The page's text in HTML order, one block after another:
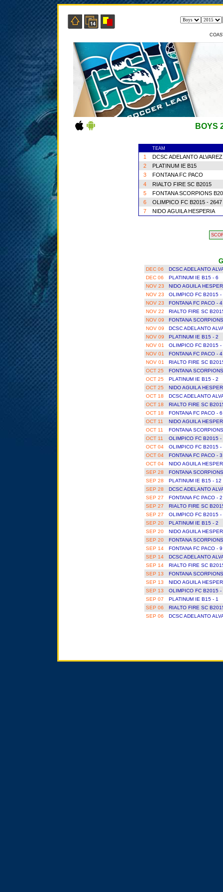
BOYS
TEAM
1
DCSC ADELANTO ALVAREZ
2
PLATINUM IE B15
3
FONTANA FC PACO
4
RIALTO FIRE SC B2015
5
FONTANA SCORPIONS
6
OLIMPICO FC B2015 - 2647
7
NIDO AGUILA HESPERIA
DEC 06
DCSC ADELANTO
DEC 06
PLATINUM IE B15 - 6
NOV 23
NIDO AGUILA
NOV 23
OLIMPICO FC B2015
NOV 23
FONTANA FC PACO -
NOV 22
RIALTO FIRE SC
NOV 09
FONTANA
NOV 09
DCSC ADELANTO
NOV 09
PLATINUM IE B15 - 2
NOV 01
OLIMPICO FC B2015
NOV 01
FONTANA FC PACO -
NOV 01
RIALTO FIRE SC
OCT 25
FONTANA
OCT 25
PLATINUM IE B15 - 2
OCT 25
NIDO AGUILA
OCT 18
DCSC ADELANTO
OCT 18
RIALTO FIRE SC
OCT 18
FONTANA FC PACO -
OCT 11
NIDO AGUILA
OCT 11
FONTANA
OCT 11
OLIMPICO FC B2015
OCT 04
OLIMPICO FC B2015
OCT 04
FONTANA FC PACO -
OCT 04
NIDO AGUILA
SEP 28
FONTANA
SEP 28
PLATINUM IE B15 - 12
SEP 28
DCSC ADELANTO
SEP 27
FONTANA FC PACO -
SEP 27
RIALTO FIRE SC
SEP 27
OLIMPICO FC B2015
SEP 20
PLATINUM IE B15 - 2
SEP 20
NIDO AGUILA
SEP 20
FONTANA
SEP 14
FONTANA FC PACO -
SEP 14
DCSC ADELANTO
SEP 14
RIALTO FIRE SC
SEP 13
FONTANA
SEP 13
NIDO AGUILA
SEP 13
OLIMPICO FC B2015
SEP 07
PLATINUM IE B15 - 1
SEP 06
RIALTO FIRE SC
SEP 06
DCSC ADELANTO